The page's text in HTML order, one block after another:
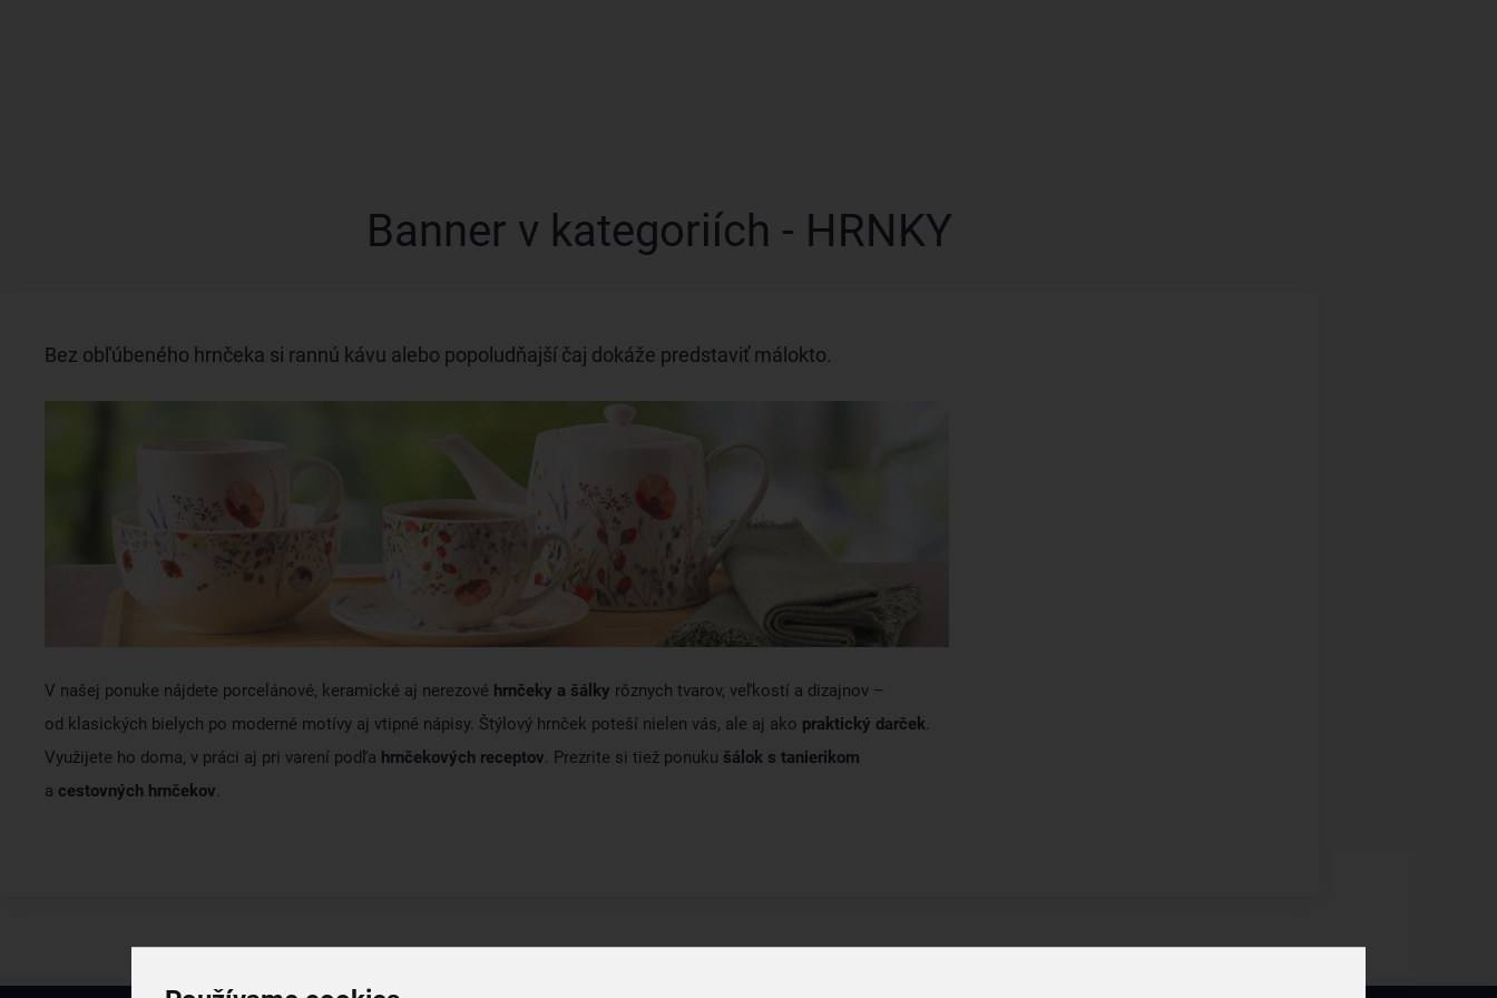
Banner v kategoriích - HRNKY
Bez obľúbeného hrnčeka si rannú kávu alebo popoludňajší čaj dokáže predstaviť málokto.
V našej ponuke nájdete porcelánové, keramické aj nerezové hrnčeky a šálky rôznych tvarov, veľkostí a dizajnov –
od klasických bielych po moderné motívy aj vtipné nápisy. Štýlový hrnček poteší nielen vás, ale aj ako praktický darček.
Využijete ho doma, v práci aj pri varení podľa hrnčekových receptov. Prezrite si tiež ponuku šálok s tanierikom
a cestovných hrnčekov.